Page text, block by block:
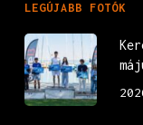
LEGÚJABB FOTÓK